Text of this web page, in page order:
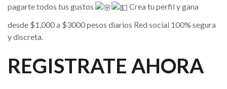
pagarte todos tus gustos
Crea tu perfil y gana
desde $1,000 a $3000 pesos diarios Red social 100% segura
y discreta.
REGISTRATE AHORA